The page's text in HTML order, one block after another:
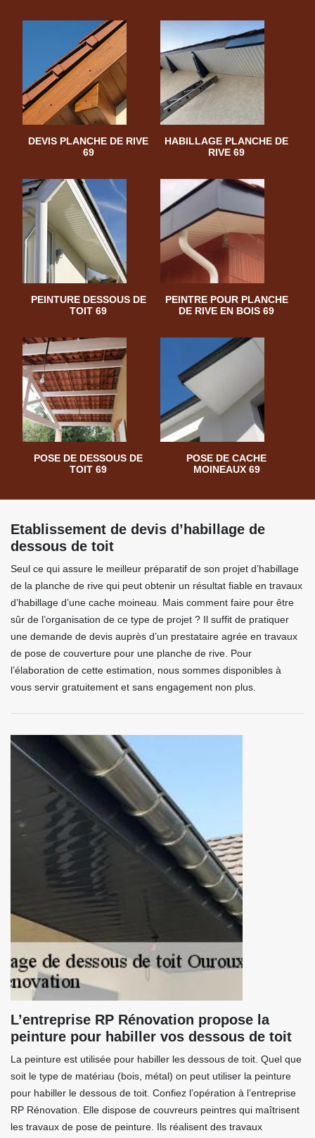
DEVIS PLANCHE DE RIVE
69
HABILLAGE PLANCHE DE
RIVE 69
PEINTURE DESSOUS DE
TOIT 69
PEINTRE POUR PLANCHE
DE RIVE EN BOIS 69
POSE DE DESSOUS DE
TOIT 69
POSE DE CACHE
MOINEAUX 69
Etablissement de devis d’habillage de
dessous de toit
Seul ce qui assure le meilleur préparatif de son projet d’habillage
de la planche de rive qui peut obtenir un résultat fiable en travaux
d’habillage d’une cache moineau. Mais comment faire pour être
sûr de l’organisation de ce type de projet ? Il suffit de pratiquer
une demande de devis auprès d’un prestataire agrée en travaux
de pose de couverture pour une planche de rive. Pour
l’élaboration de cette estimation, nous sommes disponibles à
vous servir gratuitement et sans engagement non plus.
L’entreprise RP Rénovation propose la
peinture pour habiller vos dessous de toit
La peinture est utilisée pour habiller les dessous de toit. Quel que
soit le type de matériau (bois, métal) on peut utiliser la peinture
pour habiller le dessous de toit. Confiez l’opération à l’entreprise
RP Rénovation. Elle dispose de couvreurs peintres qui maîtrisent
les travaux de pose de peinture. Ils réalisent des travaux